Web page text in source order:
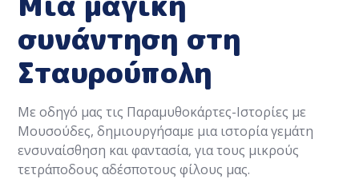
συνάντηση στη
Σταυρούπολη
Με οδηγό μας τις Παραμυθοκάρτες-Ιστορίες με
Μουσούδες, δημιουργήσαμε μια ιστορία γεμάτη
ενσυναίσθηση και φαντασία, για τους μικρούς
τετράποδους αδέσποτους φίλους μας.